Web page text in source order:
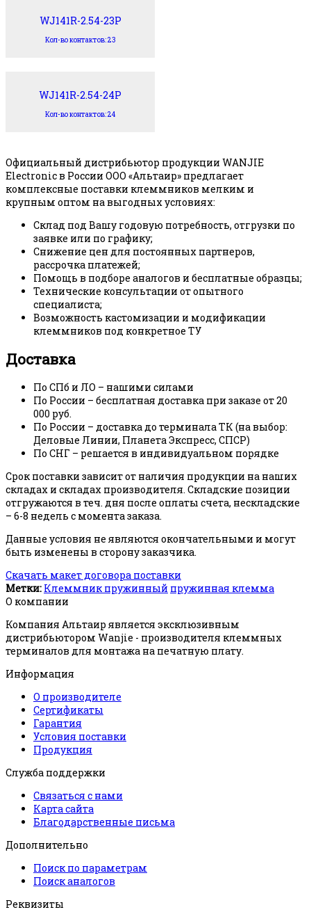
WJ141R-2.54-23P
Кол-во контактов: 23
WJ141R-2.54-24P
Кол-во контактов: 24
Официальный дистрибьютор продукции WANJIE
Electronic в России ООО «Альтаир» предлагает
комплексные поставки клеммников мелким и
крупным оптом на выгодных условиях:
Склад под Вашу годовую потребность, отгрузки по
заявке или по графику;
Снижение цен для постоянных партнеров,
рассрочка платежей;
Помощь в подборе аналогов и бесплатные образцы;
Технические консультации от опытного
специалиста;
Возможность кастомизации и модификации
клеммников под конкретное ТУ
Доставка
По СПб и ЛО – нашими силами
По России – бесплатная доставка при заказе от 20
000 руб.
По России – доставка до терминала ТК (на выбор:
Деловые Линии, Планета Экспресс, СПСР)
По СНГ – решается в индивидуальном порядке
Срок поставки зависит от наличия продукции на наших
складах и складах производителя. Складские позиции
отгружаются в теч. дня после оплаты счета, нескладские
– 6-8 недель с момента заказа.
Данные условия не являются окончательными и могут
быть изменены в сторону заказчика.
Скачать макет договора поставки
Метки: Клеммник пружинный пружинная клемма
О компании
Компания Альтаир является эксклюзивным
дистрибьютором Wanjie - производителя клеммных
терминалов для монтажа на печатную плату.
Информация
О производителе
Сертификаты
Гарантия
Условия поставки
Продукция
Служба поддержки
Связаться с нами
Карта сайта
Благодарственные письма
Дополнительно
Поиск по параметрам
Поиск аналогов
Реквизиты